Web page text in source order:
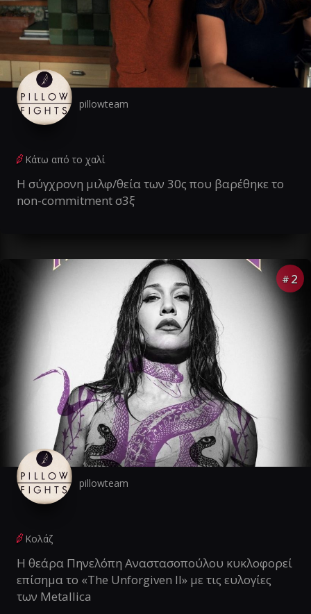
pillowteam
Κάτω από το χαλί
Η σύγχρονη μιλφ/θεία των 30ς που βαρέθηκε το
non-commitment σ3ξ
# 2
pillowteam
Κολάζ
Η θεάρα Πηνελόπη Αναστασοπούλου κυκλοφορεί
επίσημα το «The Unforgiven II» με τις ευλογίες
των Metallica